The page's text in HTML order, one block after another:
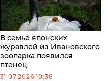
В семье японских
журавлей из Ивановского
зоопарка появился
птенец
31.07.2026 10:36